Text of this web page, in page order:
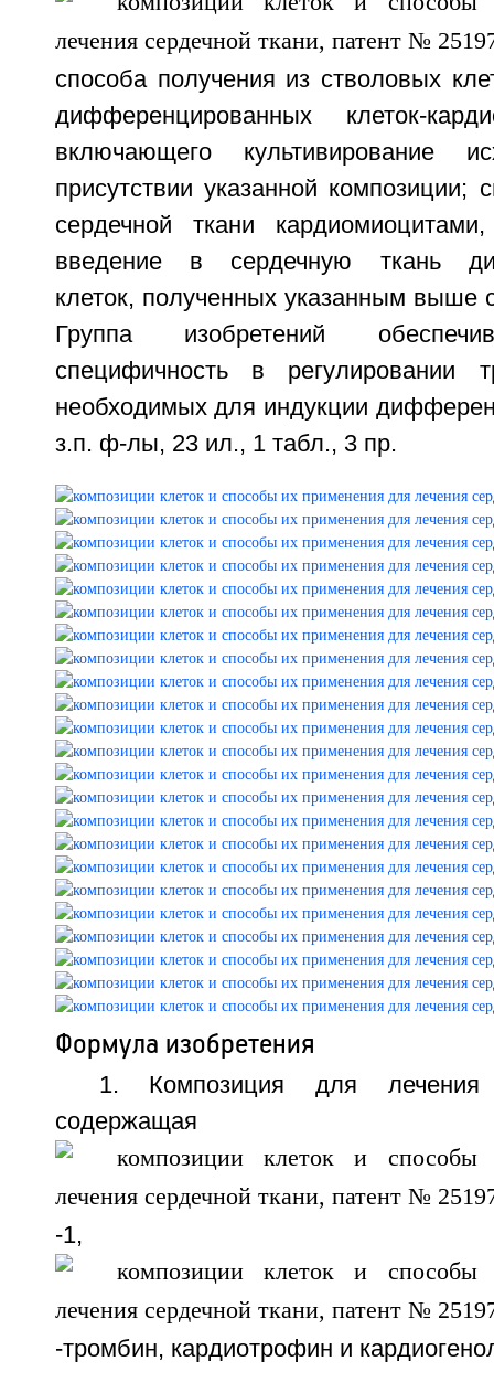
способа получения из стволовых
дифференцированных клеток-
включающего культивирование
присутствии указанной композиции;
сердечной ткани
введение в сердечную ткань
клеток, полученных указанным выше
Группа изобретений
специфичность в регулировании
необходимых для индукции
з.п. ф-лы, 23 ил., 1 табл., 3 пр.
Формула изобретения
1. Композиция для лечения
-1,
-тромбин, кардиотрофин и